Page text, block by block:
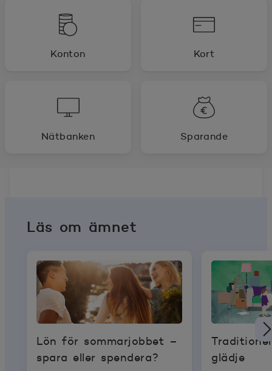
Konton Kort
Nätbanken Sparande
Läs om ämnet
Lön för sommarjobbet –
spara eller spendera?
glädje